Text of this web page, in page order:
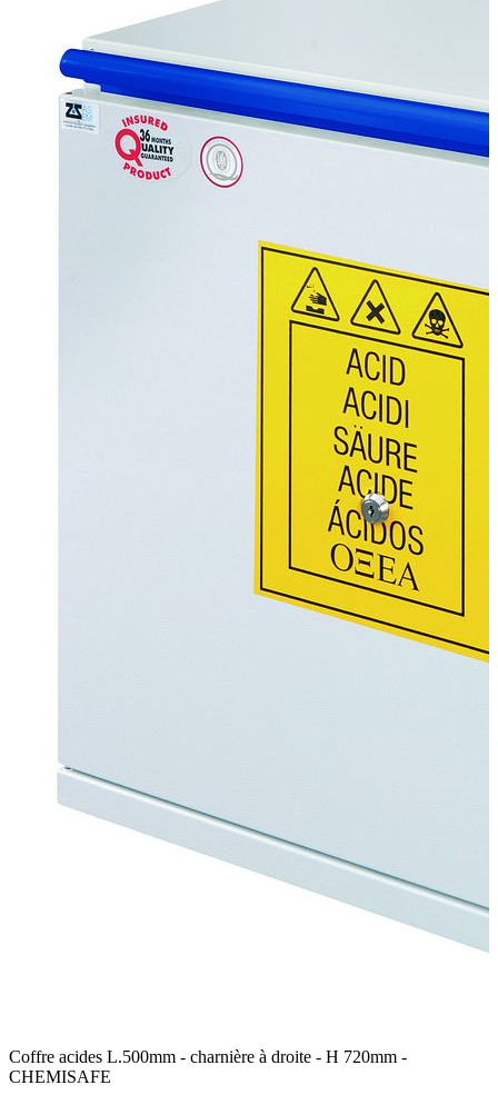
Coffre acides L.500mm - charnière à droite - H 720mm -
CHEMISAFE